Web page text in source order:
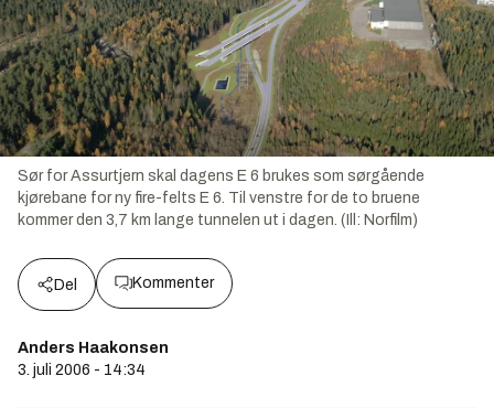
Sør for Assurtjern skal dagens E 6 brukes som sørgående
kjørebane for ny fire-felts E 6. Til venstre for de to bruene
kommer den 3,7 km lange tunnelen ut i dagen. (Ill: Norfilm)
Del Kommenter
Anders Haakonsen
3. juli 2006 - 14:34